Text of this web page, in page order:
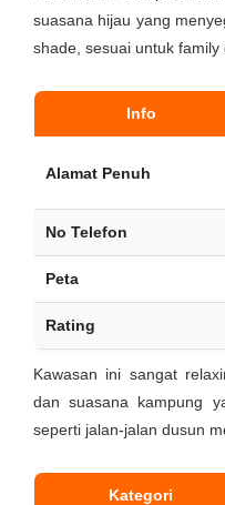
suasana hijau yang
shade, sesuai untuk family
Info
Alamat Penuh
No Telefon
Peta
Rating
Kawasan ini sangat
dan suasana kampung
seperti jalan-jalan dusun
Kategori